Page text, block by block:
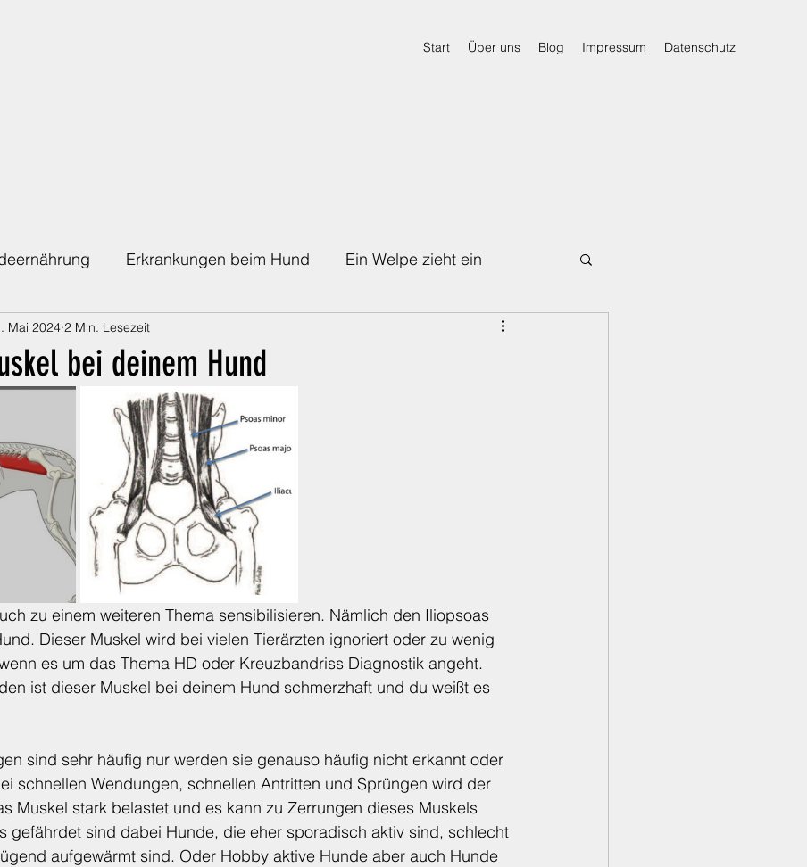
Start Über uns Blog Impressum Datenschutz
Erkrankungen beim Hund Ein Welpe zieht ein
Die richtige Absicherung Für den Notfall
Kleine Kräuterkunde
bei deinem Hund
Mai 2024 2 Min. Lesezeit
zu einem weiteren Thema sensibilisieren. Nämlich den Iliopsoas
Dieser Muskel wird bei vielen Tierärzten ignoriert oder zu wenig
es um das Thema HD oder Kreuzbandriss Diagnostik angeht.
ist dieser Muskel bei deinem Hund schmerzhaft und du weißt es
sind sehr häufig nur werden sie genauso häufig nicht erkannt oder
schnellen Wendungen, schnellen Antritten und Sprüngen wird der
Muskel stark belastet und es kann zu Zerrungen dieses Muskels
gefährdet sind dabei Hunde, die eher sporadisch aktiv sind, schlecht
aufgewärmt sind. Oder Hobby aktive Hunde aber auch Hunde